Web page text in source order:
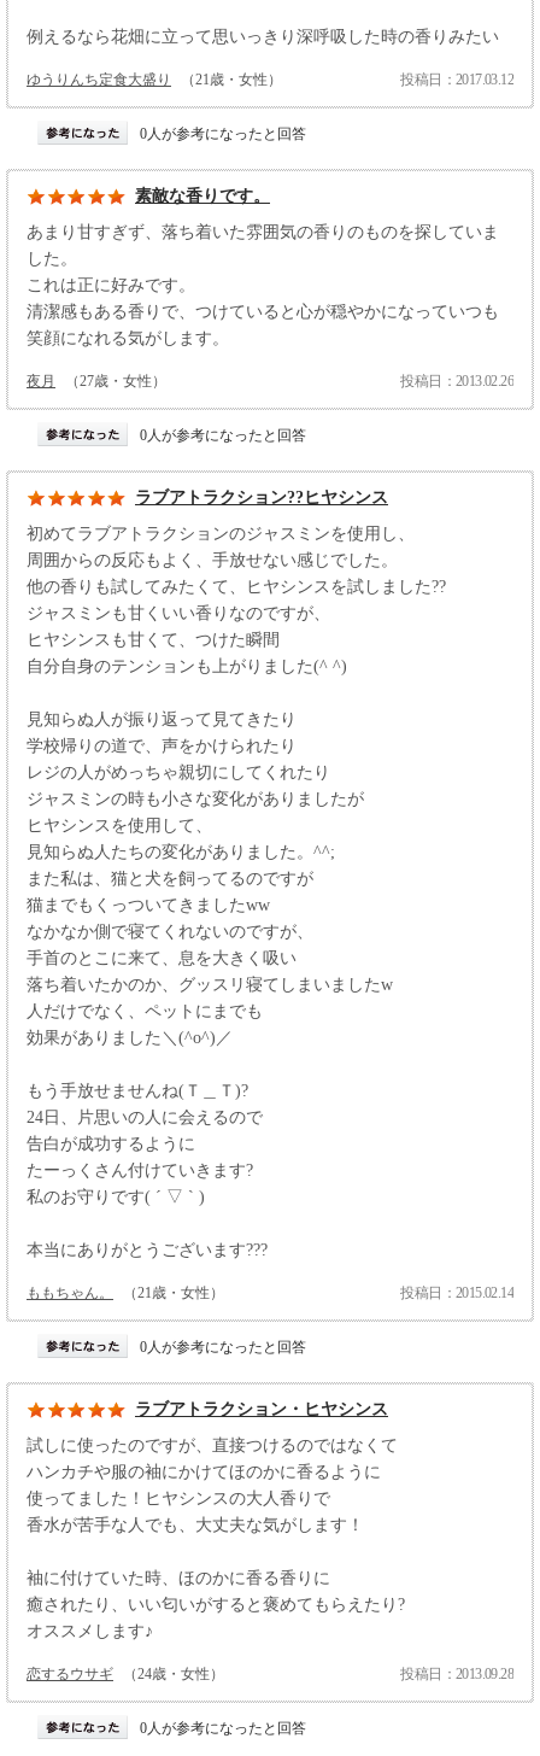
例えるなら花畑に立って思いっきり深呼吸した時の香りみたい
ゆうりんち定食大盛り （21歳・女性） 投稿日：2017.03.12
0人が参考になったと回答
素敵な香りです。
あまり甘すぎず、落ち着いた雰囲気の香りのものを探していま
した。
これは正に好みです。
清潔感もある香りで、つけていると心が穏やかになっていつも
笑顔になれる気がします。
夜月 （27歳・女性） 投稿日：2013.02.26
0人が参考になったと回答
ラブアトラクション??ヒヤシンス
初めてラブアトラクションのジャスミンを使用し、
周囲からの反応もよく、手放せない感じでした。
他の香りも試してみたくて、ヒヤシンスを試しました??
ジャスミンも甘くいい香りなのですが、
ヒヤシンスも甘くて、つけた瞬間
自分自身のテンションも上がりました(^ ^)
見知らぬ人が振り返って見てきたり
学校帰りの道で、声をかけられたり
レジの人がめっちゃ親切にしてくれたり
ジャスミンの時も小さな変化がありましたが
ヒヤシンスを使用して、
見知らぬ人たちの変化がありました。^^;
また私は、猫と犬を飼ってるのですが
猫までもくっついてきましたww
なかなか側で寝てくれないのですが、
手首のとこに来て、息を大きく吸い
落ち着いたかのか、グッスリ寝てしまいましたw
人だけでなく、ペットにまでも
効果がありました＼(^o^)／
もう手放せませんね(Ｔ＿Ｔ)?
24日、片思いの人に会えるので
告白が成功するように
たーっくさん付けていきます?
私のお守りです( ´ ▽ ` )
本当にありがとうございます???
ももちゃん。 （21歳・女性） 投稿日：2015.02.14
0人が参考になったと回答
ラブアトラクション・ヒヤシンス
試しに使ったのですが、直接つけるのではなくて
ハンカチや服の袖にかけてほのかに香るように
使ってました！ヒヤシンスの大人香りで
香水が苦手な人でも、大丈夫な気がします！
袖に付けていた時、ほのかに香る香りに
癒されたり、いい匂いがすると褒めてもらえたり?
オススメします♪
恋するウサギ （24歳・女性） 投稿日：2013.09.28
0人が参考になったと回答